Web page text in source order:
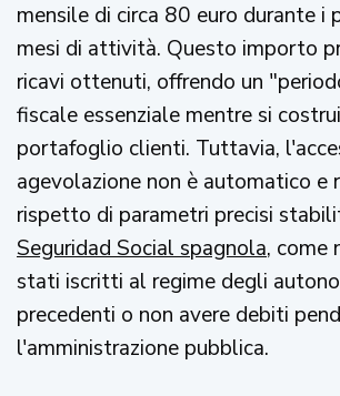
mensile di circa 80 euro durante i
mesi di attività. Questo importo
ricavi ottenuti, offrendo un
fiscale essenziale mentre si
portafoglio clienti. Tuttavia,
agevolazione non è automatico e
rispetto di parametri precisi
Seguridad Social spagnola, come
stati iscritti al regime degli
precedenti o non avere debiti
l'amministrazione pubblica.